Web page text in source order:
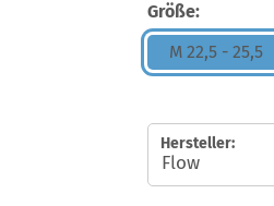
Größe:
M 22,5 - 25,5
Hersteller: